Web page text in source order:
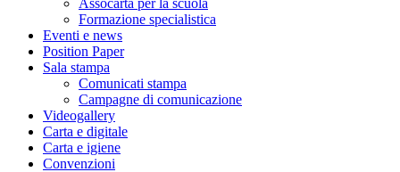
Assocarta per la scuola
Formazione specialistica
Eventi e news
Position Paper
Sala stampa
Comunicati stampa
Campagne di comunicazione
Videogallery
Carta e digitale
Carta e igiene
Convenzioni